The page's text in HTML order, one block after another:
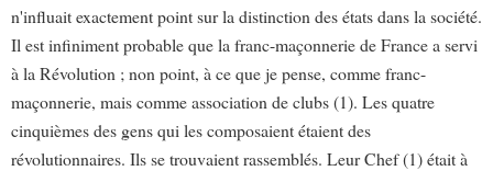
n'influait exactement point sur la distinction des états dans la société.
Il est infiniment probable que la franc-maçonnerie de France a servi
à la Révolution ; non point, à ce que je pense, comme franc-
maçonnerie, mais comme association de clubs (1). Les quatre
cinquièmes des gens qui les composaient étaient des
révolutionnaires. Ils se trouvaient rassemblés. Leur Chef (1) était à